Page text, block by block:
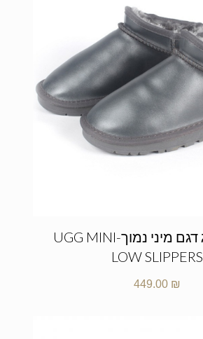
מגפי האגג דגם מיני נמוך-UGG MINI
LOW SLIPPERS
449.00 ₪